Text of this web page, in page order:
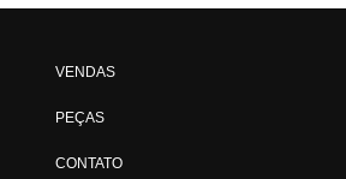
VENDAS
PEÇAS
CONTATO